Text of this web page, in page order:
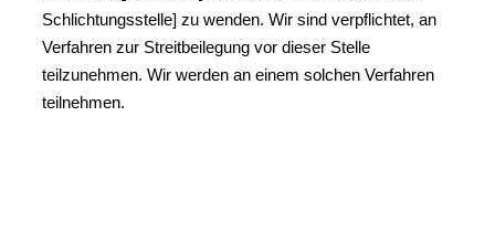
Schlichtungsstelle] zu wenden. Wir sind verpflichtet, an
Verfahren zur Streitbeilegung vor dieser Stelle
teilzunehmen. Wir werden an einem solchen Verfahren
teilnehmen.